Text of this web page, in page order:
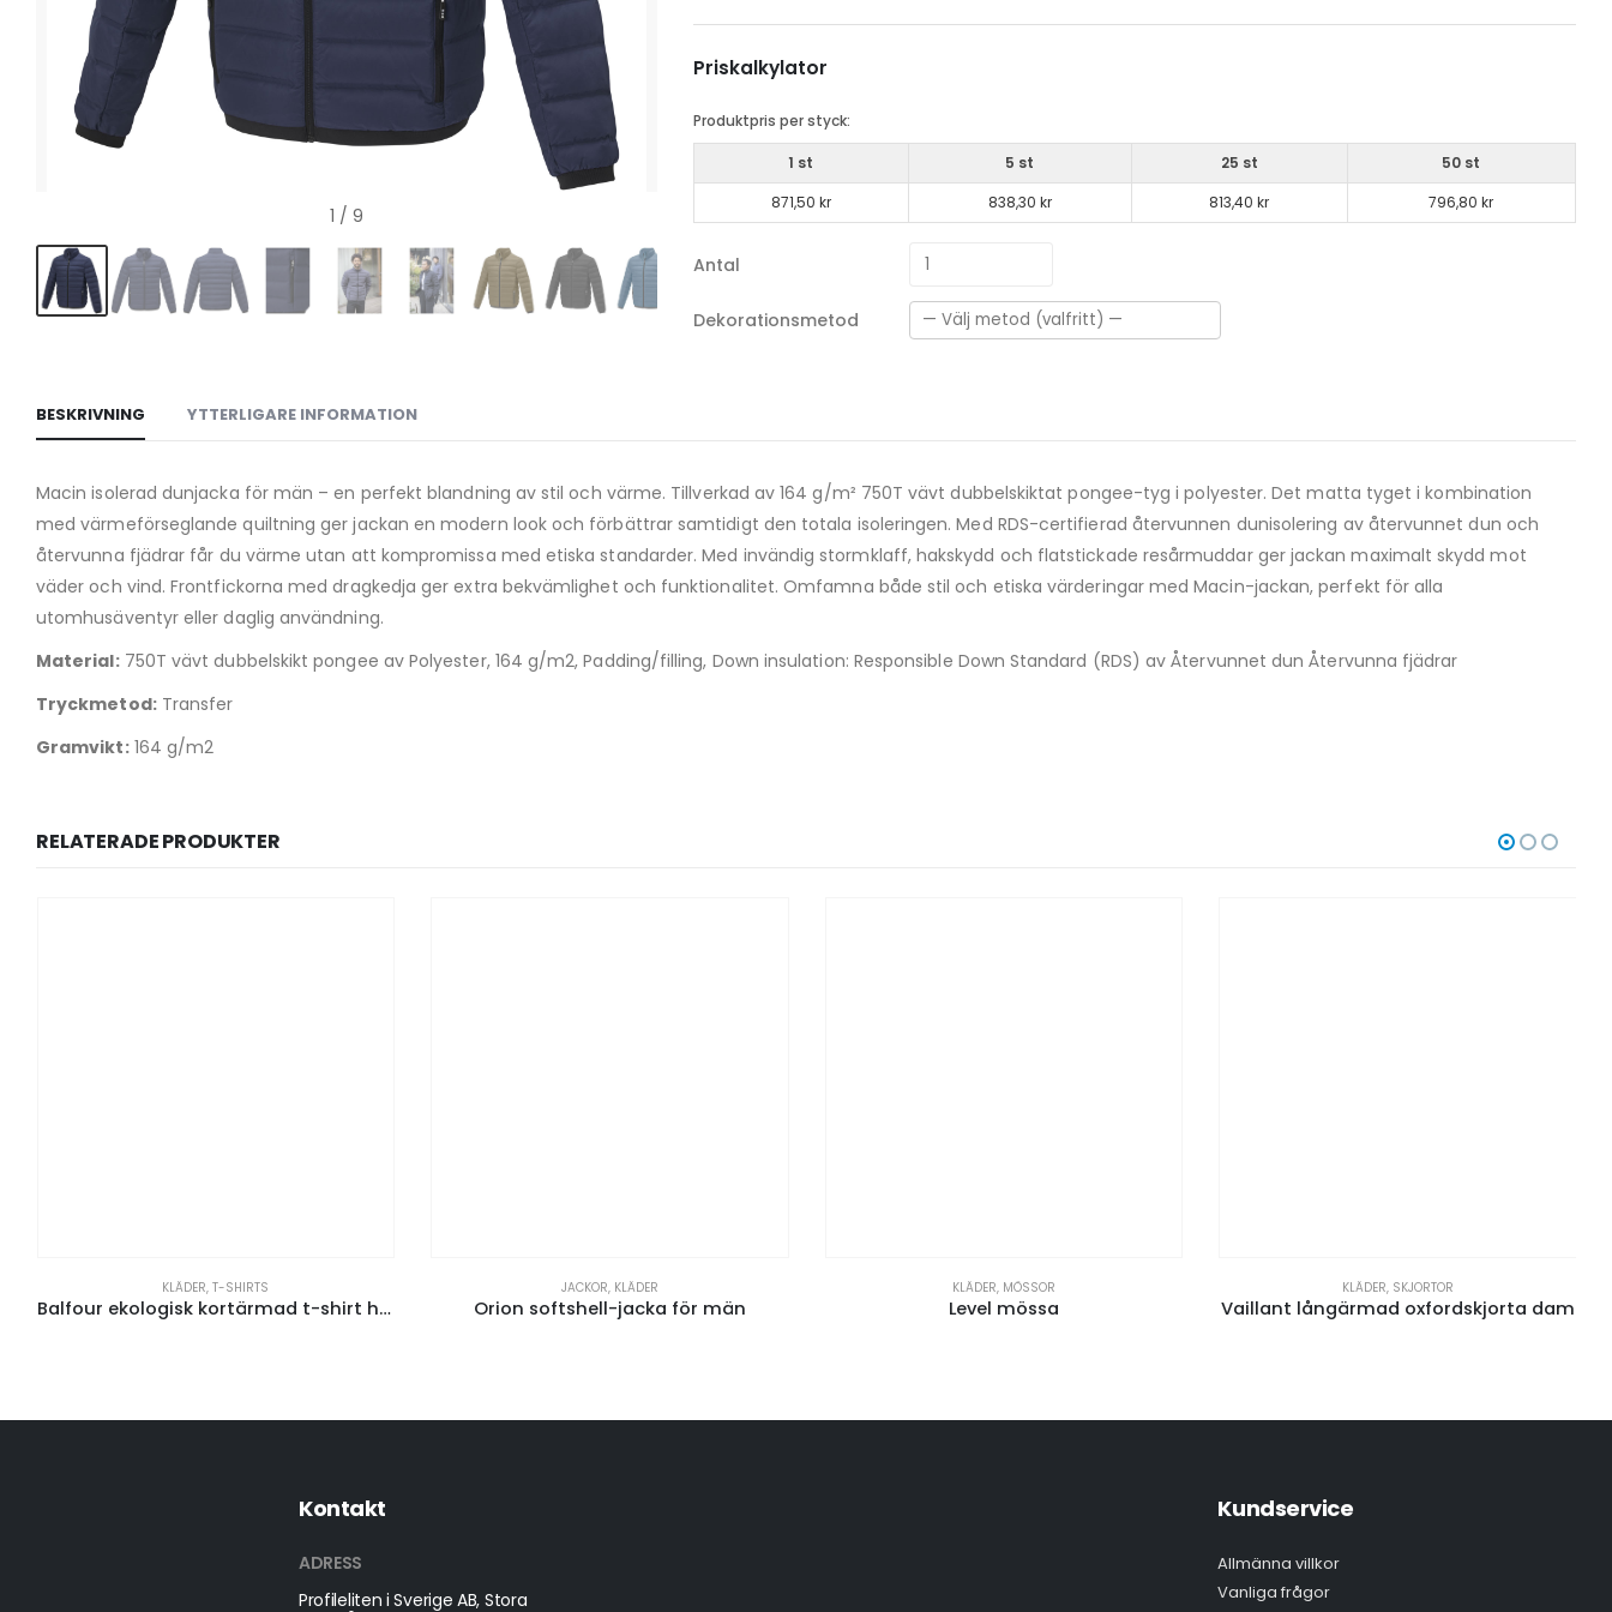
1 / 9
Priskalkylator
Produktpris per styck:
1 st 5 st 25 st 50 st
871,50 kr 838,30 kr 813,40 kr 796,80 kr
Antal
Dekorationsmetod
BESKRIVNING YTTERLIGARE INFORMATION
Macin isolerad dunjacka för män – en perfekt blandning av stil och värme. Tillverkad av 164 g/m² 750T vävt dubbelskiktat pongee-tyg i polyester. Det matta tyget i kombination
med värmeförseglande quiltning ger jackan en modern look och förbättrar samtidigt den totala isoleringen. Med RDS-certifierad återvunnen dunisolering av återvunnet dun och
återvunna fjädrar får du värme utan att kompromissa med etiska standarder. Med invändig stormklaff, hakskydd och flatstickade resårmuddar ger jackan maximalt skydd mot
väder och vind. Frontfickorna med dragkedja ger extra bekvämlighet och funktionalitet. Omfamna både stil och etiska värderingar med Macin-jackan, perfekt för alla
utomhusäventyr eller daglig användning.
Material:750T vävt dubbelskikt pongee av Polyester, 164 g/m2, Padding/filling, Down insulation: Responsible Down Standard (RDS) av Återvunnet dun Återvunna fjädrar
Tryckmetod:Transfer
Gramvikt:164 g/m2
RELATERADE PRODUKTER
KLÄDER,T-SHIRTS
Balfour ekologisk kortärmad t-shirt herr
JACKOR, KLÄDER
Orion softshell-jacka för män
KLÄDER, MÖSSOR
Level mössa
KLÄDER, SKJORTOR
Vaillant långärmad oxfordskjorta dam
Kontakt
ADRESS
Profileliten i Sverige AB, Stora
Kundservice
Allmänna villkor
Vanliga frågor